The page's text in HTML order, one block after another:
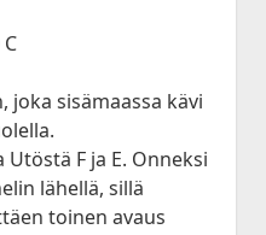
joka sisämaassa kävi
F ja E. Onneksi
lähellä, sillä
toinen avaus